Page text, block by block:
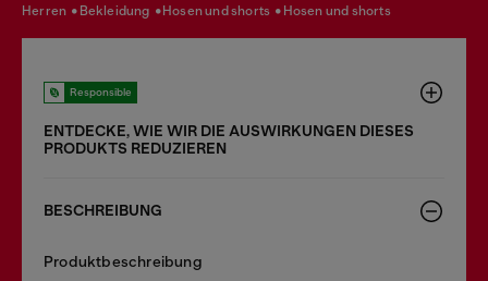
herren bekleidung hosen und shorts hosen und shorts
Responsible
ENTDECKE, WIE WIR DIE AUSWIRKUNGEN DIESES
PRODUKTS REDUZIEREN
BESCHREIBUNG
Produktbeschreibung